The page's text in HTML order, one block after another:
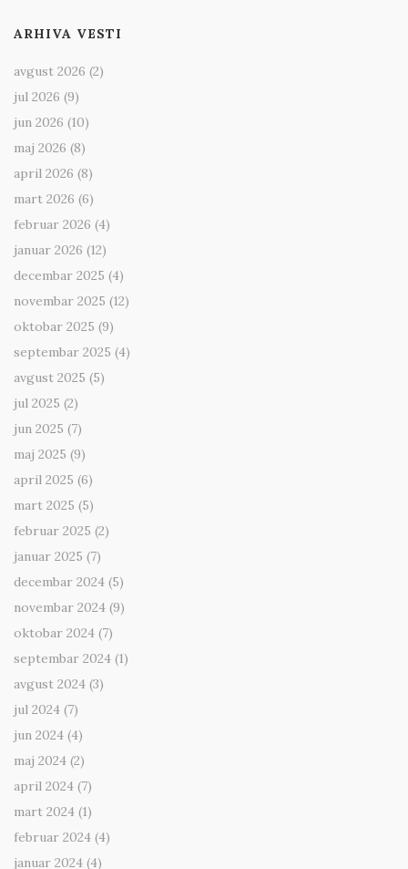
ARHIVA VESTI
avgust 2026 (2)
jul 2026 (9)
jun 2026 (10)
maj 2026 (8)
april 2026 (8)
mart 2026 (6)
februar 2026 (4)
januar 2026 (12)
decembar 2025 (4)
novembar 2025 (12)
oktobar 2025 (9)
septembar 2025 (4)
avgust 2025 (5)
jul 2025 (2)
jun 2025 (7)
maj 2025 (9)
april 2025 (6)
mart 2025 (5)
februar 2025 (2)
januar 2025 (7)
decembar 2024 (5)
novembar 2024 (9)
oktobar 2024 (7)
septembar 2024 (1)
avgust 2024 (3)
jul 2024 (7)
jun 2024 (4)
maj 2024 (2)
april 2024 (7)
mart 2024 (1)
februar 2024 (4)
januar 2024 (4)